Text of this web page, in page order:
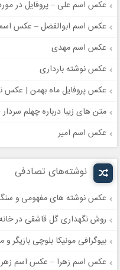
عکس اسم علی – پروفایل در
عکس اسم ابوالفضل – عکس اسم
عکس اسم مهدی
عکس نوشته بارداری
عکس پروفایل ماه بهمن | عکس
متن های زیبا درباره چهلم
عکس اسم امیر
نوشته‌های تصادفی
عکس نوشته های مفهومی و
روش نگهداری گل قاشقی در
بیوگرافی مونیکا بلوچی
عکس اسم زهرا – عکس اسم